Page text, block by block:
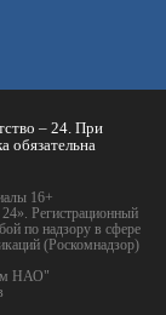
– 24. При
обязательна
16+
Регистрационный
по надзору в сфере
(Роскомнадзор)
НАО"